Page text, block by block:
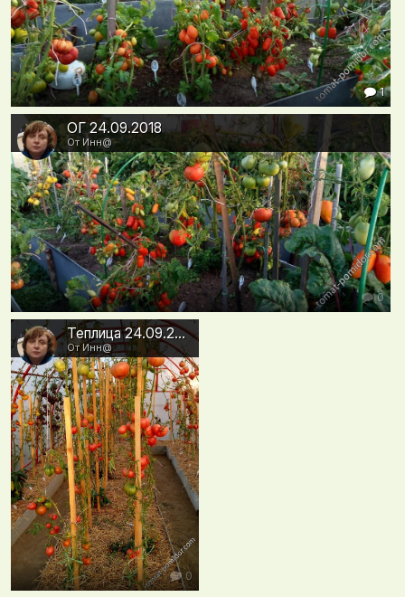
1
ОГ 24.09.2018
От Инн@
0
Теплица 24.09.2018
От Инн@
0